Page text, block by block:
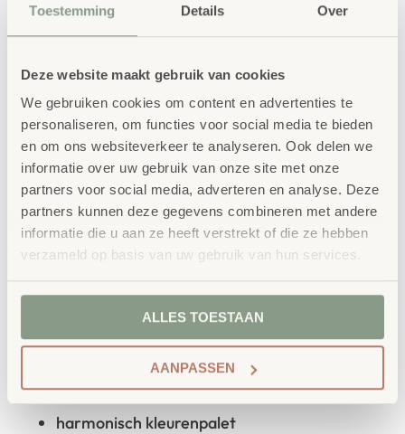
Toestemming Details Over
Deze website maakt gebruik van cookies
We gebruiken cookies om content en advertenties te
personaliseren, om functies voor social media te bieden
en om ons websiteverkeer te analyseren. Ook delen we
informatie over uw gebruik van onze site met onze
partners voor social media, adverteren en analyse. Deze
partners kunnen deze gegevens combineren met andere
informatie die u aan ze heeft verstrekt of die ze hebben
verzameld op basis van uw gebruik van hun services.
ALLES TOESTAAN
AANPASSEN
felle kleuren ideaal om spullen in te sorteren. Knutsel- en
pennen, lijm en scharen kunnen in de bakjes worden
gedaan en indien nodig worden uitgedeeld.
vervaardigd in onze eigen kunststofproductie
bioplastiekgranulaat van houtvezels – dat zie
je en ruik je
gemaakt van hernieuwbare grondstoffen
geschikt voor gebruik op school, in de
stapelbaar en afwasbaar (niet
vaatwasmachinebestendig)
korte transportafstanden bij inkoop en
robuust en duurzaam
harmonisch kleurenpalet